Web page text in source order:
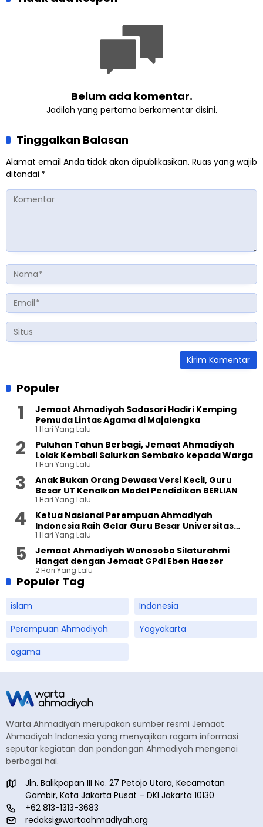
Belum ada komentar.
Jadilah yang pertama berkomentar disini.
Tinggalkan Balasan
Alamat email Anda tidak akan dipublikasikan. Ruas yang wajib
ditandai *
Populer
Jemaat Ahmadiyah Sadasari Hadiri Kemping
Pemuda Lintas Agama di Majalengka
1 Hari Yang Lalu
Puluhan Tahun Berbagi, Jemaat Ahmadiyah
Lolak Kembali Salurkan Sembako kepada Warga
1 Hari Yang Lalu
Anak Bukan Orang Dewasa Versi Kecil, Guru
Besar UT Kenalkan Model Pendidikan BERLIAN
1 Hari Yang Lalu
Ketua Nasional Perempuan Ahmadiyah
Indonesia Raih Gelar Guru Besar Universitas
Terbuka
1 Hari Yang Lalu
Jemaat Ahmadiyah Wonosobo Silaturahmi
Hangat dengan Jemaat GPdI Eben Haezer
2 Hari Yang Lalu
Populer Tag
islam
Indonesia
Perempuan Ahmadiyah
Yogyakarta
agama
Warta Ahmadiyah merupakan sumber resmi Jemaat
Ahmadiyah Indonesia yang menyajikan ragam informasi
seputar kegiatan dan pandangan Ahmadiyah mengenai
berbagai hal.
Jln. Balikpapan III No. 27 Petojo Utara, Kecamatan
Gambir, Kota Jakarta Pusat – DKI Jakarta 10130
+62 813-1313-3683
redaksi@wartaahmadiyah.org